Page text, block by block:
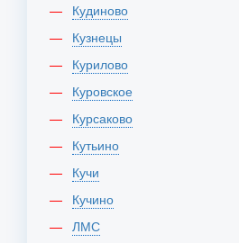
Кудиново
Кузнецы
Курилово
Куровское
Курсаково
Кутьино
Кучи
Кучино
ЛМС